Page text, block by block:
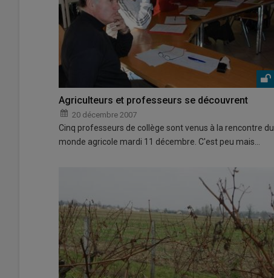
Agriculteurs et professeurs se découvrent
20 décembre 2007
Cinq professeurs de collège sont venus à la rencontre du
monde agricole mardi 11 décembre. C'est peu mais…